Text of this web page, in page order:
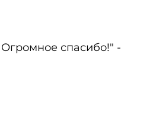
спасибо!" -